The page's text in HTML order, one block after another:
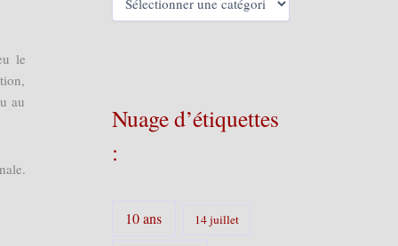
le
au
i
s
Nuage d’étiquettes
:
10 ans 14 juillet